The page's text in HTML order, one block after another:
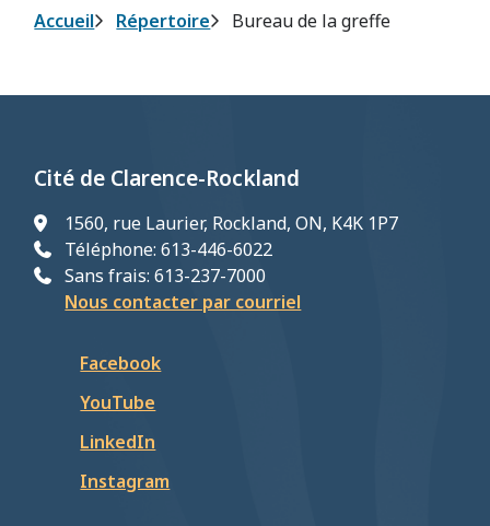
Fil
Accueil Répertoire Bureau de la greffe
Cité de Clarence-Rockland
1560, rue Laurier, Rockland, ON, K4K 1P7
Téléphone: 613-446-6022
Sans frais: 613-237-7000
Nous contacter par courriel
Facebook
YouTube
LinkedIn
Instagram